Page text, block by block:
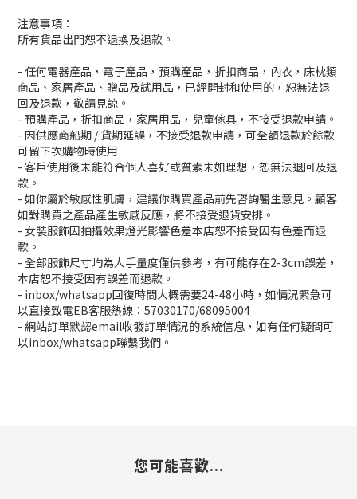
注意事項：
所有貨品出門恕不退換及退款。
- 任何電器產品，電子產品，預購產品，折扣商品，內衣，床枕類
商品、家居產品、贈品及試用品，已經開封和使用的，恕無法退
回及退款，敬請見諒。
- 預購產品，折扣商品，家居用品，兒童傢具，不接受退款申請。
- 因供應商船期 / 貨期延誤，不接受退款申請，可全額退款於餘款
可留下次購物時使用
- 客戶使用後未能符合個人喜好或質素未如理想，恕無法退回及退
款。
- 如你屬於敏感性肌膚，建議你購買產品前先咨詢醫生意見。顧客
如對購買之產品產生敏感反應，將不接受退貨安排。
- 女裝服飾因拍攝效果燈光影響色差本店恕不接受因有色差而退
款。
- 全部服飾尺寸均為人手量度僅供參考，有可能存在2-3cm誤差，
本店恕不接受因有誤差而退款。
- inbox/whatsapp回復時間大概需要24-48小時，如情況緊急可
以直接致電EB客服熱線：57030170/68095004
- 網站訂單默認email收發訂單情況的系統信息，如有任何疑問可
以inbox/whatsapp聯繫我們。
您可能喜歡...